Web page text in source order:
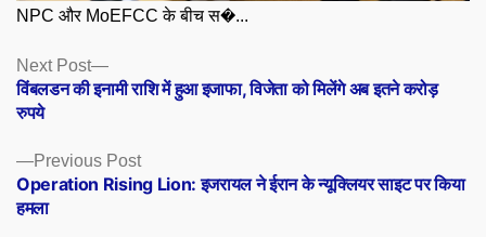
NPC और MoEFCC के बीच स�...
Posts
navigation
Previous PostPrevious
post:
Operation Rising Lion: इजरायल ने ईरान के न्यूक्लियर साइट पर किया
हमला
Next Post
Next
post:
विंबलडन की इनामी राशि में हुआ इजाफा, विजेता को मिलेंगे अब इतने करोड़
रुपये